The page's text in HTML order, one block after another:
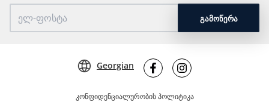
ᲒᲐᲛᲝᲬᲔᲠᲐ
კონფიდენციალურობის პოლიტიკა
Georgian